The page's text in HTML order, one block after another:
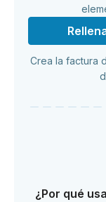
Crea la factura
¿Por qué